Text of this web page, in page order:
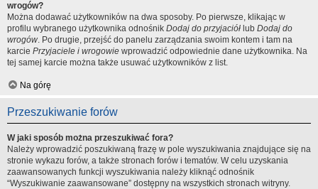
wrogów?
Można dodawać użytkowników na dwa sposoby. Po pierwsze, klikając w
profilu wybranego użytkownika odnośnik Dodaj do przyjaciół lub Dodaj do
wrogów. Po drugie, przejść do panelu zarządzania swoim kontem i tam na
karcie Przyjaciele i wrogowie wprowadzić odpowiednie dane użytkownika. Na
tej samej karcie można także usuwać użytkowników z list.
Na górę
Przeszukiwanie forów
W jaki sposób można przeszukiwać fora?
Należy wprowadzić poszukiwaną frazę w pole wyszukiwania znajdujące się na
stronie wykazu forów, a także stronach forów i tematów. W celu uzyskania
zaawansowanych funkcji wyszukiwania należy kliknąć odnośnik
“Wyszukiwanie zaawansowane” dostępny na wszystkich stronach witryny.